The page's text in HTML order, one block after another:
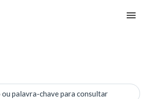
palavra-chave para consultar